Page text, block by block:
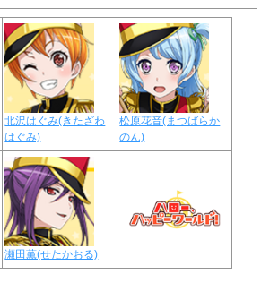
北沢はぐみ(きたざわ
はぐみ)
松原花音(まつばらか
のん)
瀬田薫(せたかおる)